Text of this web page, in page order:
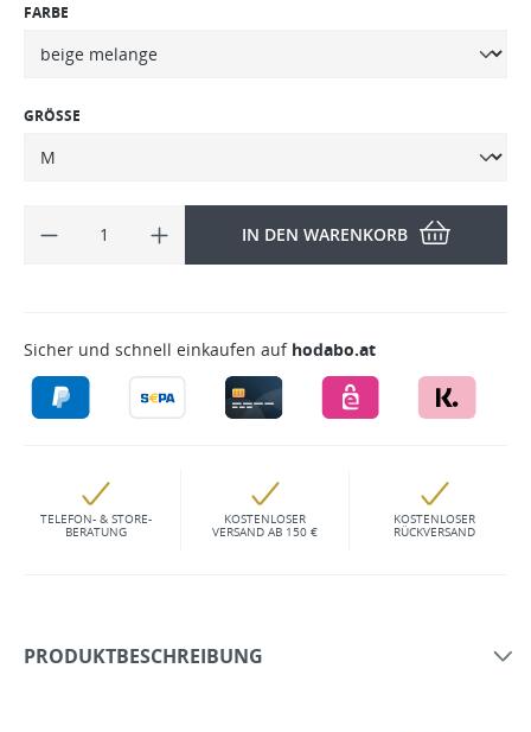
FARBE
GRÖSSE
IN DEN WARENKORB
Sicher und schnell einkaufen auf hodabo.at
TELEFON- & STORE-
BERATUNG
KOSTENLOSER
VERSAND AB 150 €
KOSTENLOSER
RÜCKVERSAND
PRODUKTBESCHREIBUNG